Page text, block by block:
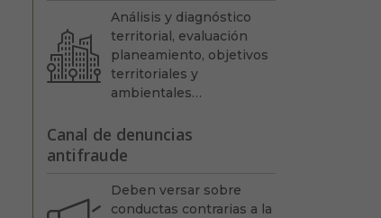
Análisis y diagnóstico
territorial, evaluación
planeamiento, objetivos
territoriales y
ambientales…
Canal de denuncias
antifraude
Deben versar sobre
conductas contrarias a la